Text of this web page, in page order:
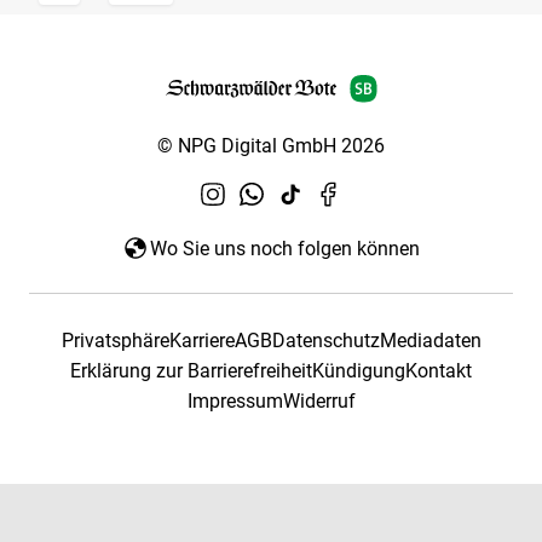
© NPG Digital GmbH 2026
Wo Sie uns noch folgen können
PrivatsphäreKarriereAGBDatenschutzMediadaten
Erklärung zur BarrierefreiheitKündigungKontakt
ImpressumWiderruf